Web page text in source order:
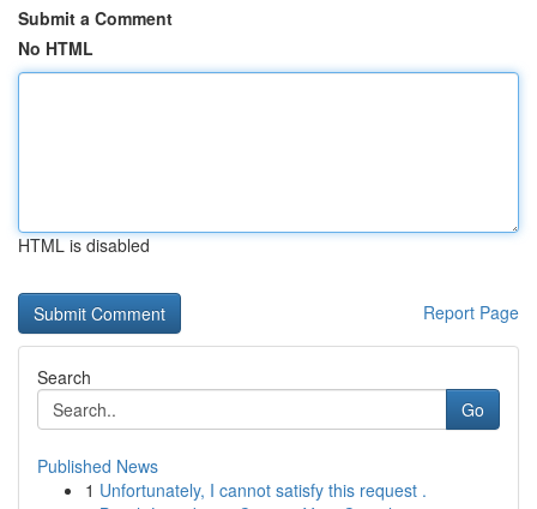
Submit a Comment
No HTML
HTML is disabled
Report Page
Search
Go
Published News
1 Unfortunately, I cannot satisfy this request .